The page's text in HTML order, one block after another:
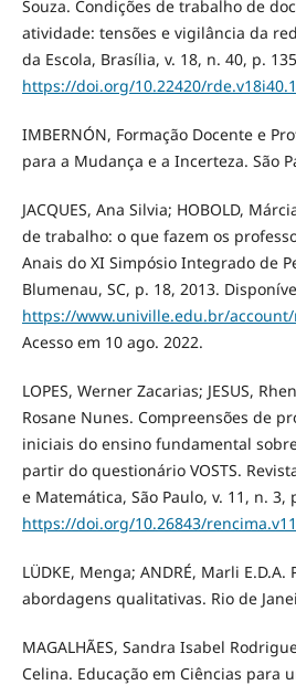
Souza. Condições de trabalho de
atividade: tensões e vigilância da
da Escola, Brasília, v. 18, n. 40, p.
https://doi.org/10.22420/
IMBERNÓN, Formação Docente e
para a Mudança e a Incerteza. São
JACQUES, Ana Silvia; HOBOLD,
de trabalho: o que fazem os
Anais do XI Simpósio Integrado de
Blumenau, SC, p. 18, 2013.
https://www.univille.edu.br/account/
Acesso em 10 ago. 2022.
LOPES, Werner Zacarias; JESUS,
Rosane Nunes. Compreensões de
iniciais do ensino fundamental
partir do questionário VOSTS.
e Matemática, São Paulo, v. 11, n. 3,
https://doi.org/10.26843/
LÜDKE, Menga; ANDRÉ, Marli
abordagens qualitativas. Rio de
MAGALHÃES, Sandra Isabel
Celina. Educação em Ciências para